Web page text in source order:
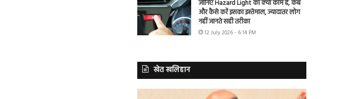
जानिए Hazard Light का क्या काम है, कब
और कैसे करें इसका इस्तेमाल, ज्यादातर लोग
नहीं जानते सही तरीका
12 July 2026 - 6:14 PM
खेत खलिहान